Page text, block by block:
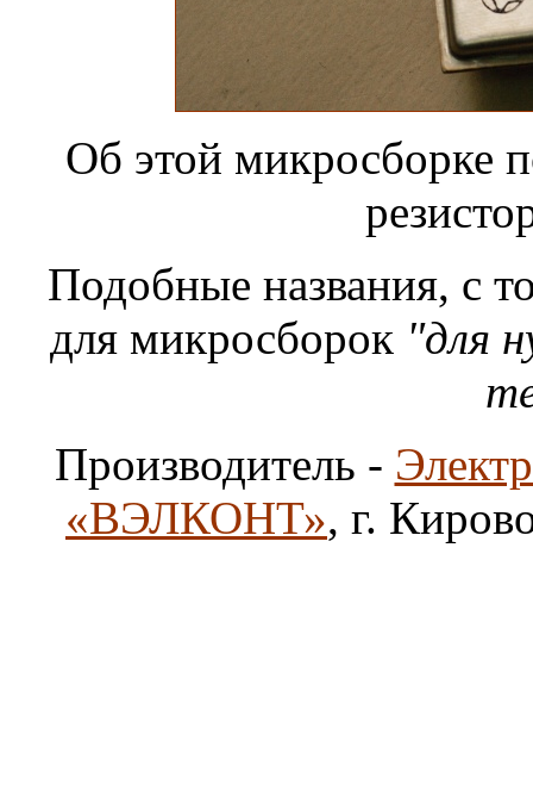
Об этой микросборке
Подобные названия, с
для микросборок "для
Производитель -
«ВЭЛКОНТ», г.